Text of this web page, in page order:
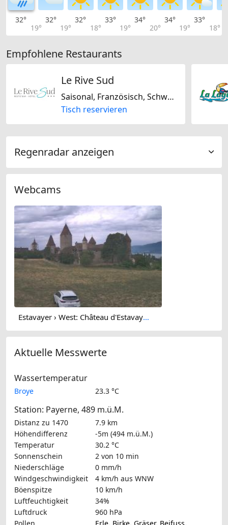
32°
19°
32°
19°
32°
18°
33°
19°
34°
20°
34°
19°
33°
18°
Empfohlene Restaurants
Le Rive Sud
Saisonal, Französisch, Schweizerisch, Glutenfrei, Laktosefrei, Biogerichte
Tisch reservieren
Regenradar anzeigen
Webcams
Estavayer › West: Château d'Estavayer-le-Lac - Estavayer-le-Lac
Aktuelle Messwerte
Wassertemperatur
Broye 23.3 °C
Station: Payerne, 489 m.ü.M.
Distanz zu 1470
7.9 km
Höhendifferenz
-5m (494 m.ü.M.)
Temperatur
30.2 °C
Sonnenschein
2 von 10 min
Niederschläge
0 mm/h
Windgeschwindigkeit
4 km/h aus WNW
Böenspitze
10 km/h
Luftfeuchtigkeit
34%
Luftdruck
960 hPa